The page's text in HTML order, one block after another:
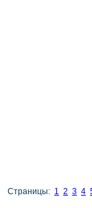
Страницы: 1 2 3 4